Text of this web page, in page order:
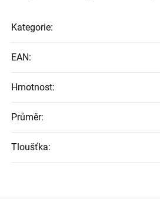
Kategorie:
EAN:
Hmotnost:
Průměr:
Tloušťka: